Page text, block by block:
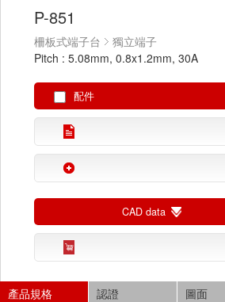
P-851
柵板式端子台
獨立端子
Pitch : 5.08mm, 0.8x1.2mm, 30A
配件
CAD data
產品規格 認證 圖面